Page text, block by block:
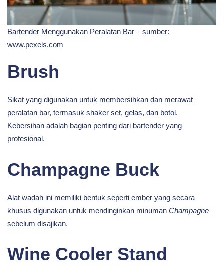
Bartender Menggunakan Peralatan Bar – sumber:
www.pexels.com
Brush
Sikat yang digunakan untuk membersihkan dan merawat
peralatan bar, termasuk shaker set, gelas, dan botol.
Kebersihan adalah bagian penting dari bartender yang
profesional.
Champagne Buck
Alat wadah ini memiliki bentuk seperti ember yang secara
khusus digunakan untuk mendinginkan minuman Champagne
sebelum disajikan.
Wine Cooler Stand